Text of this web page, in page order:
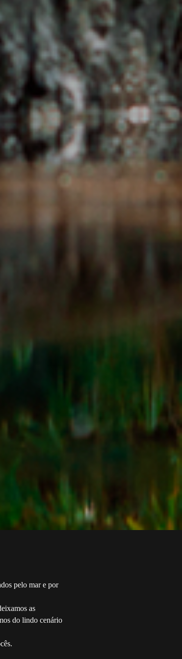
pelo mar e por
as
do lindo cenário